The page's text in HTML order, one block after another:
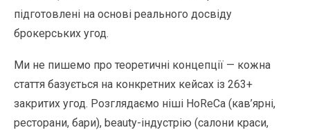
підготовлені на основі реального досвіду
брокерських угод.
Ми не пишемо про теоретичні концепції — кожна
стаття базується на конкретних кейсах із 263+
закритих угод. Розглядаємо ніші HoReCa (кав’ярні,
ресторани, бари), beauty-індустрію (салони краси,